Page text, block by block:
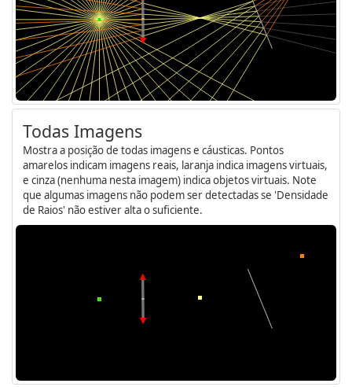
Todas Imagens
Mostra a posição de todas imagens e cáusticas. Pontos
amarelos indicam imagens reais, laranja indica imagens virtuais,
e cinza (nenhuma nesta imagem) indica objetos virtuais. Note
que algumas imagens não podem ser detectadas se 'Densidade
de Raios' não estiver alta o suficiente.